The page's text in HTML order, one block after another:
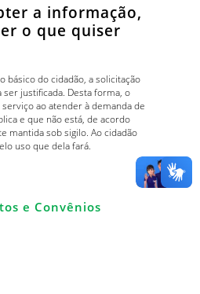
a informação,
o que quiser
básico do cidadão, a solicitação
justificada. Desta forma, o
ao atender à demanda de
e que não está, de acordo
mantida sob sigilo. Ao cidadão
uso que dela fará.
e Convênios